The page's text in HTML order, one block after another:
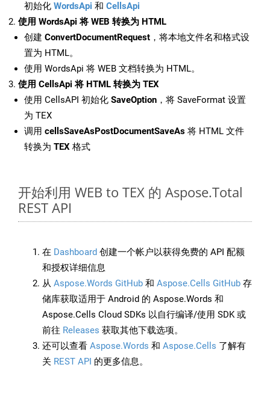
初始化 WordsApi 和 CellsApi
使用 WordsApi 将 WEB 转换为 HTML
创建 ConvertDocumentRequest ，将本地文件名和格式设
置为 HTML。
使用 WordsApi 将 WEB 文档转换为 HTML。
使用 CellsApi 将 HTML 转换为 TEX
使用 CellsAPI 初始化 SaveOption ，将 SaveFormat 设置
为 TEX
调用 cellsSaveAsPostDocumentSaveAs 将 HTML 文件
转换为 TEX 格式
开始利用 WEB to TEX 的 Aspose.Total
REST API
在 Dashboard 创建一个帐户以获得免费的 API 配额
和授权详细信息
从 Aspose.Words GitHub 和 Aspose.Cells GitHub 存
储库获取适用于 Android 的 Aspose.Words 和
Aspose.Cells Cloud SDKs 以自行编译/使用 SDK 或
前往 Releases 获取其他下载选项。
还可以查看 Aspose.Words 和 Aspose.Cells 了解有
关 REST API 的更多信息。